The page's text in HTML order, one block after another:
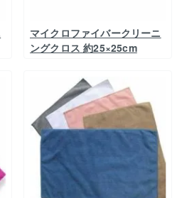
マイクロファイバークリーニ
ングクロス 約25×25cm